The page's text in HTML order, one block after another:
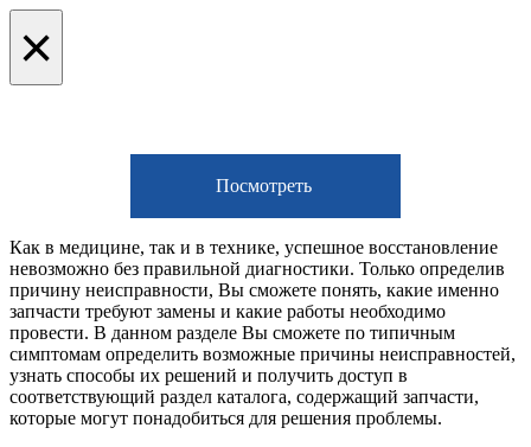
×
Посмотреть
Как в медицине, так и в технике, успешное восстановление
невозможно без правильной диагностики. Только определив
причину неисправности, Вы сможете понять, какие именно
запчасти требуют замены и какие работы необходимо
провести. В данном разделе Вы сможете по типичным
симптомам определить возможные причины неисправностей,
узнать способы их решений и получить доступ в
соответствующий раздел каталога, содержащий запчасти,
которые могут понадобиться для решения проблемы.